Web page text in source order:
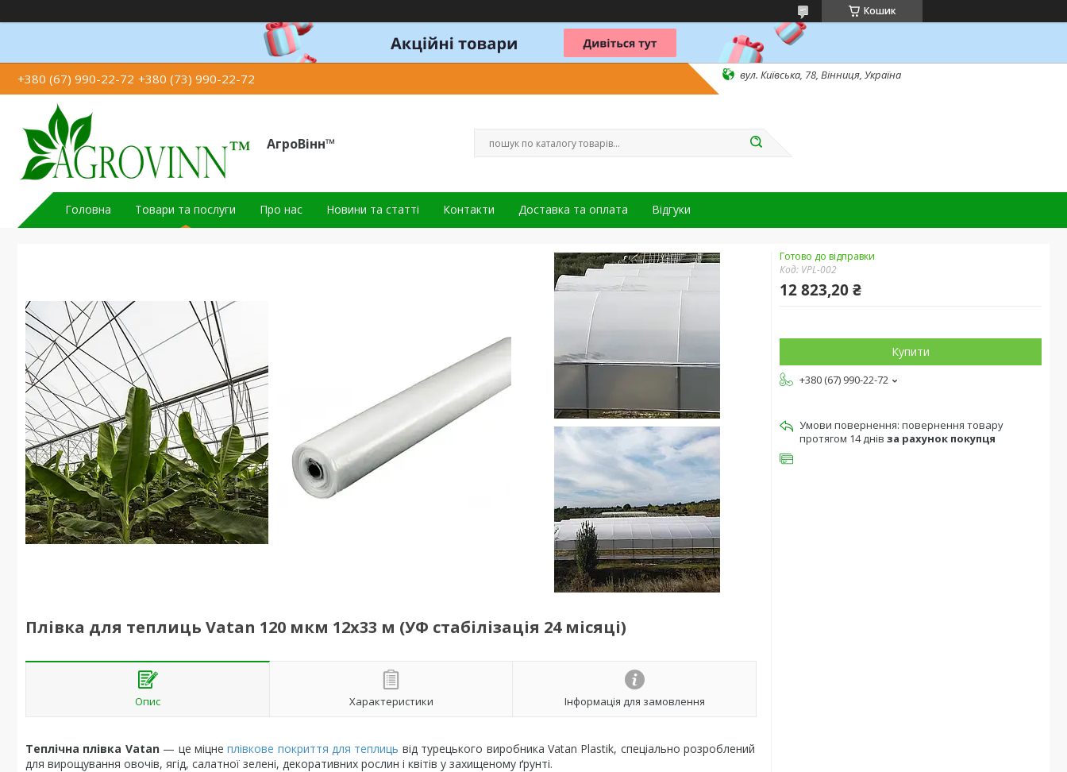
Кошик
+380 (67) 990-22-72 +380 (73) 990-22-72 вул. Київська, 78, Вінниця, Україна
АгроВінн™
Головна Товари та послуги Про нас Новини та статті Контакти Доставка та оплата Відгуки
Плівка для теплиць Vatan 120 мкм 12х33 м (УФ стабілізація 24 місяці)
Опис Характеристики Інформація для замовлення
Теплічна плівка Vatan — це міцнеплівкове покриття для теплиць від турецького виробника Vatan Plastik, спеціально розроблений
для вирощування овочів, ягід, салатної зелені, декоративних рослин і квітів у захищеному ґрунті.
Готово до відправки
Код: VPL-002
12 823,20 ₴
Купити
+380 (67) 990-22-72
повернення товару
протягом 14 днів за рахунок покупця